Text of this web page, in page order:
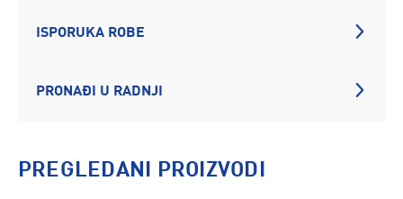
ISPORUKA ROBE
PRONAĐI U RADNJI
PREGLEDANI PROIZVODI